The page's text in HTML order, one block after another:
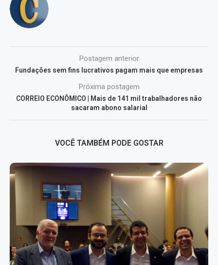
Postagem anterior
Fundações sem fins lucrativos pagam mais que empresas
Próxima postagem
CORREIO ECONÔMICO | Mais de 141 mil trabalhadores não
sacaram abono salarial
VOCÊ TAMBÉM PODE GOSTAR